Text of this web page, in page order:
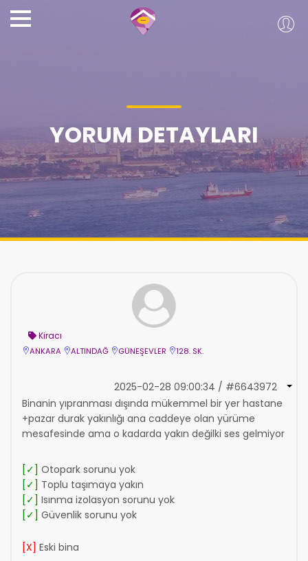
YORUM DETAYLARI
Kiracı
ANKARA ALTINDAĞ GÜNEŞEVLER 128. SK.
2025-02-28 09:00:34 / #6643972
Binanin yıpranması dışında mükemmel bir yer hastane
+pazar durak yakınlığı ana caddeye olan yürüme
mesafesinde ama o kadarda yakın değilki ses gelmiyor
[✓] Otopark sorunu yok
[✓] Toplu taşımaya yakın
[✓] Isınma izolasyon sorunu yok
[✓] Güvenlik sorunu yok
[X] Eski bina